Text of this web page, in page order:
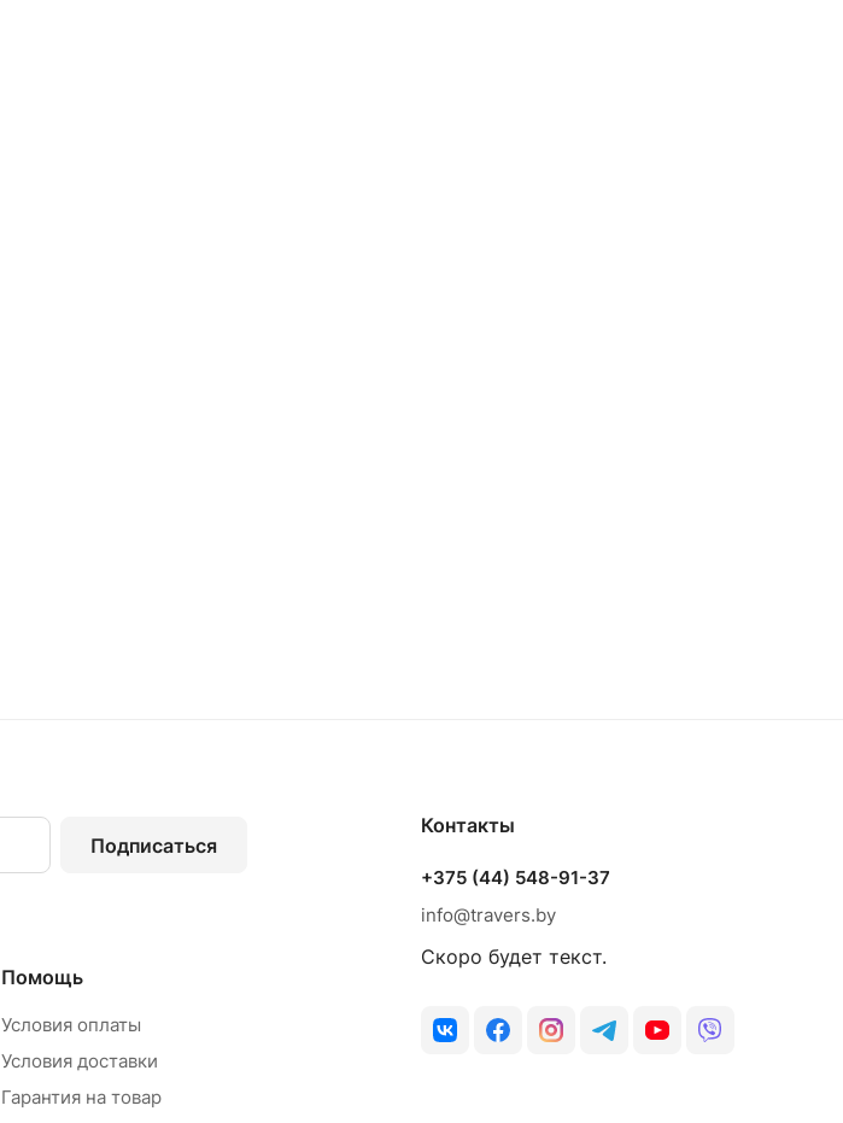
Подписаться
Помощь
Условия оплаты
Условия доставки
Гарантия на товар
Контакты
+375 (44) 548-91-37
info@travers.by
Скоро будет текст.